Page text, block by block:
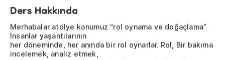
Ders Hakkında
Merhabalar atölye konumuz “rol oynama ve doğaçlama”
İnsanlar yaşantılarının
her döneminde, her anında bir rol oynarlar. Rol, Bir bakıma
incelemek, analiz etmek,